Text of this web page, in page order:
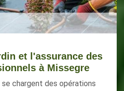
et l'assurance des
à Missegre
chargent des opérations